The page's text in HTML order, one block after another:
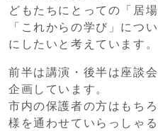
どもたちにとっての「居
「これからの学び」につ
にしたいと考えています。
前半は講演・後半は座談
企画しています。
市内の保護者の方はもち
様を通わせていらっしゃる